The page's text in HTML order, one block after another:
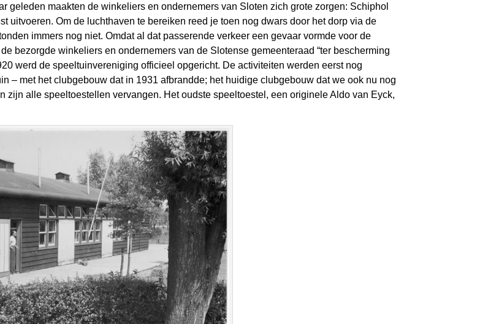
geleden maakten de winkeliers en ondernemers van Sloten zich grote zorgen: Schiphol
uitvoeren. Om de luchthaven te bereiken reed je toen nog dwars door het dorp via de
immers nog niet. Omdat al dat passerende verkeer een gevaar vormde voor de
bezorgde winkeliers en ondernemers van de Slotense gemeenteraad “ter bescherming
werd de speeltuinvereniging officieel opgericht. De activiteiten werden eerst nog
– met het clubgebouw dat in 1931 afbrandde; het huidige clubgebouw dat we ook nu nog
zijn alle speeltoestellen vervangen. Het oudste speeltoestel, een originele Aldo van Eyck,